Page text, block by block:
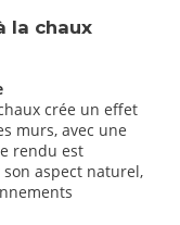
la chaux
crée un effet
murs, avec une
rendu est
aspect naturel,